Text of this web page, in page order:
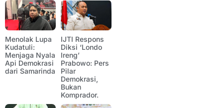
Menolak Lupa
Kudatuli:
Menjaga Nyala
Api Demokrasi
dari Samarinda
IJTI Respons
Diksi ‘Londo
Ireng’
Prabowo: Pers
Pilar
Demokrasi,
Bukan
Komprador.